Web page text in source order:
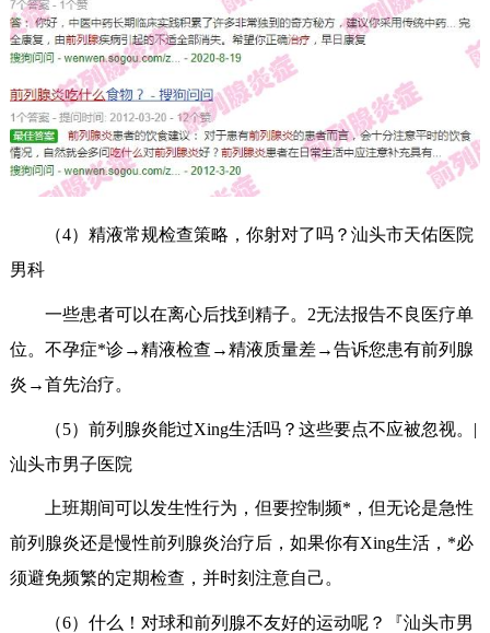
（4）精液常规检查策略，你射对了吗？汕头市天佑医院
男科
一些患者可以在离心后找到精子。2无法报告不良医疗单
位。不孕症*诊→精液检查→精液质量差→告诉您患有前列腺
炎→首先治疗。
（5）前列腺炎能过Xing生活吗？这些要点不应被忽视。|
汕头市男子医院
上班期间可以发生性行为，但要控制频*，但无论是急性
前列腺炎还是慢性前列腺炎治疗后，如果你有Xing生活，*必
须避免频繁的定期检查，并时刻注意自己。
（6）什么！对球和前列腺不友好的运动呢？『汕头市男